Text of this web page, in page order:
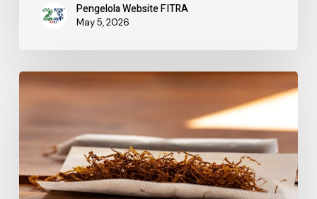
Pengelola Website FITRA
May 5, 2026